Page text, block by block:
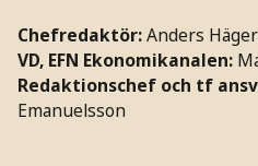
Chefredaktör:Anders
VD, EFN Ekonomikanalen:
Redaktionschef och tf
Emanuelsson